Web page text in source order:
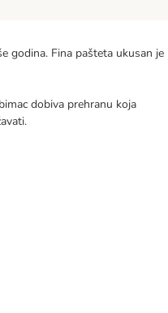
godina. Fina pašteta ukusan je
dobiva prehranu koja